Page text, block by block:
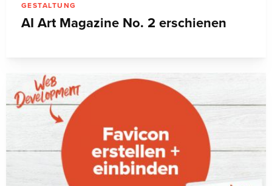
GESTALTUNG
AI Art Magazine No. 2 erschienen